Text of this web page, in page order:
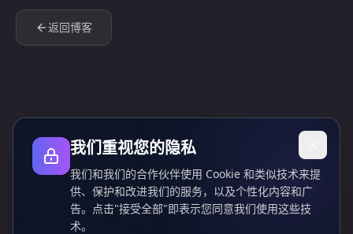
返回博客
我们重视您的隐私
我们和我们的合作伙伴使用 Cookie 和类似技术来提
供、保护和改进我们的服务，以及个性化内容和广
告。点击"接受全部"即表示您同意我们使用这些技
术。